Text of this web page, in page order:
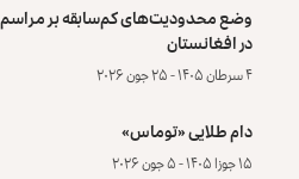
وضع محدودیت‌های کم‌سابقه بر
در افغانستان
۴ سرطان ۱۴۰۵ - ۲۵ جون ۲۰۲۶
دام طلایی «توماس»
۱۵ جوزا ۱۴۰۵ - ۵ جون ۲۰۲۶